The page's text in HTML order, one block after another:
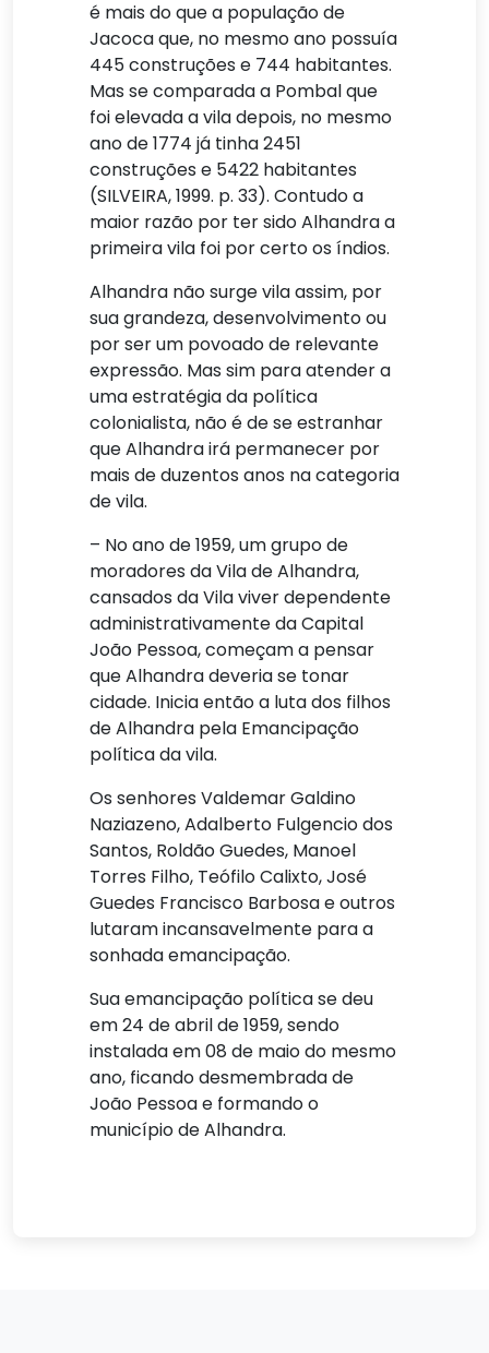
é mais do que a população de
Jacoca que, no mesmo ano possuía
445 construções e 744 habitantes.
Mas se comparada a Pombal que
foi elevada a vila depois, no mesmo
ano de 1774 já tinha 2451
construções e 5422 habitantes
(SILVEIRA, 1999. p. 33). Contudo a
maior razão por ter sido Alhandra a
primeira vila foi por certo os índios.
Alhandra não surge vila assim, por
sua grandeza, desenvolvimento ou
por ser um povoado de relevante
expressão. Mas sim para atender a
uma estratégia da política
colonialista, não é de se estranhar
que Alhandra irá permanecer por
mais de duzentos anos na categoria
de vila.
– No ano de 1959, um grupo de
moradores da Vila de Alhandra,
cansados da Vila viver dependente
administrativamente da Capital
João Pessoa, começam a pensar
que Alhandra deveria se tonar
cidade. Inicia então a luta dos filhos
de Alhandra pela Emancipação
política da vila.
Os senhores Valdemar Galdino
Naziazeno, Adalberto Fulgencio dos
Santos, Roldão Guedes, Manoel
Torres Filho, Teófilo Calixto, José
Guedes Francisco Barbosa e outros
lutaram incansavelmente para a
sonhada emancipação.
Sua emancipação política se deu
em 24 de abril de 1959, sendo
instalada em 08 de maio do mesmo
ano, ficando desmembrada de
João Pessoa e formando o
município de Alhandra.